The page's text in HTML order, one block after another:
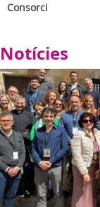
Consorci
Notícies